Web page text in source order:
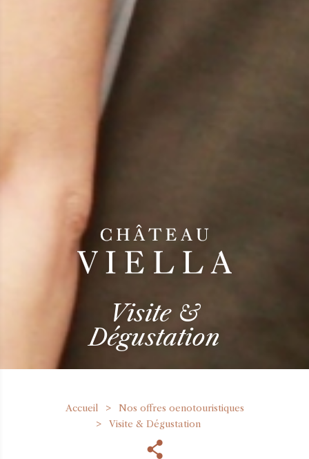
Visite &
Dégustation
Accueil
Nos offres oenotouristiques
Visite & Dégustation